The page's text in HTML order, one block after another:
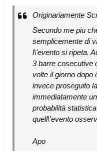
Originariamente
Secondo me piu
semplicemente di
l\'evento si ripeta.
3 barre cosecutive
volte il giorno dopo
invece proseguito
immediatamente
probabilità
quell\'evento
Apo